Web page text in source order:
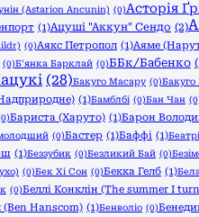
(Astarion Ancunin) (0)Асторія
(1)Ацуші "Аккун" Сендо (2)
(0)Аякс Петропол (1)Аяме
(0)Б'янка Барклай (0)ББк/Бабенко
(28)Бакуго Масару (0)Бакуго
(1)Бамблбі (0)Бан Чан
Бариста (Харуто) (1)Барон
(0)Бастер (1)Баффі (1)
(1)Беззубик (0)Безликий Бай (0)
(0)Бек Хі Сон (0)Бекка Гелб (1)
(0)Беллі Конклін (The summer I
(Ben Hanscom) (1)Бенволіо (0)